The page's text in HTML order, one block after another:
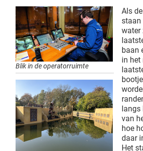
Blik in de operatorruimte
Als
staan
water
baan
in het
langs
van
hoe
daar
Het